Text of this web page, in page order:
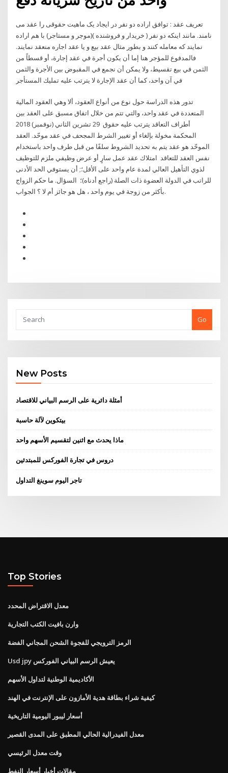
تعریف عقد : توافق اراده دو نفر در ایجاد یک ماهیت حقوقی را عقد می
نامند. مانند اینکه دو نفر ( خریدار و فروشنده )(موجر و مستاجر) با هم اراده
نمایند که معامله کنند و بطور مثال عقد بیع و یا عقد اجاره منعقد نمایند.
فالمدفوع للمؤجر هنا إما أن يكون أجرة في عقد إجارة، أو قسطاً من
الثمن في بيع تقسيط، ولا يمكن أن نجمع في المقبوض بين الأجرة والثمن
في آن واحد، كما أن عقد الإجارة لا يترتب عليه تمليك المستأجر
تدور هذه الدراسة حول نوع من أنواع العقود، ألا وهي العقود المالية
المتعددة في عقد واحد، والتي تتم من خلال اتفاق مسبق على العقد بين
أطراف التعاقد يترتب عليه حقوق 29 تشرين الثاني (نوفمبر) 2018
المحكمة مخولة بإلغاء أو تغيير الشرط المجحف في عقد موحّد. العقد
الموحّد هو عقد يتم به تحديد الشروط سلفًا من قبل طرف واحد باستخدام
نفس العقد للتعاقد امتلاك عقد عمل سارٍ أو عرض وظيفي ملزم للتوظيف
لذوي التأهيل العالي لمدة عام واحد على الأقل؛; أن يستوفي الحد الأدنى
للراتب في الدولة العضوة ذات الصلة (راجع أدناه)؛ السؤال. ما حكم الزواج
بأكثر من زوجة في يوم واحد ، هل هو جائز أم لا ؟ الجواب.
Go
New Posts
أمثلة دائرية على الرسم البياني للاقتصاد
بيتكوين لآلة حاسبة
ماذا يحدث مع اثنين لتقسيم الأسهم واحد
دروس في تجارة الفوركس للمبتدئين
تاجر اليوم سوينغ التداول
Top Stories
معدل الاقتراض المحدد
وارن بافيت الكتب التجارية
الرمز الترويجي للفجوة الشحن المجاني الفضة
Usd jpy يعيش الرسم البياني الفوركس
الأكاديمية الوطنية لتداول الأسهم
كيفية شراء بطاقة هدية الأمازون على الإنترنت في الهند
أسعار ليبور اليومية التاريخية
معدل الفيدرالية الحالي المطبق على المدى القصير
وقت معدل الرئيسي
مقالات أخبار أسعار النفط